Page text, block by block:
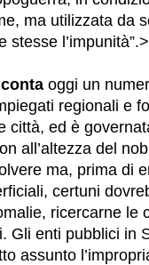
ma utilizzata da
stesse l’impunità”.>
oggi un
regionali e
città, ed è
all’altezza del
ma, prima di
certuni
ricercarne le
Gli enti pubblici in
assunto